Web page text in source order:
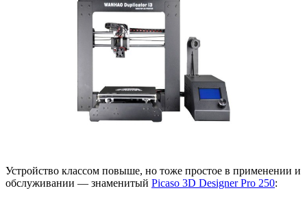
Устройство классом повыше, но тоже простое в применении и
обслуживании — знаменитый Picaso 3D Designer Pro 250: